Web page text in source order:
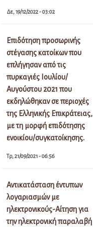
Δε, 19/12/2022 - 03:02
Επιδότηση προσωρινής
στέγασης κατοίκων που
επλήγησαν από τις
πυρκαγιές Ιουλίου/
Αυγούστου 2021 που
εκδηλώθηκαν σε περιοχές
της Ελληνικής Επικράτειας,
με τη μορφή επιδότησης
ενοικίου/συγκατοίκησης.
Τρ, 21/09/2021 - 06:56
Αντικατάσταση έντυπων
λογαριασμών με
ηλεκτρονικούς-Αίτηση για
την ηλεκτρονική παραλαβή